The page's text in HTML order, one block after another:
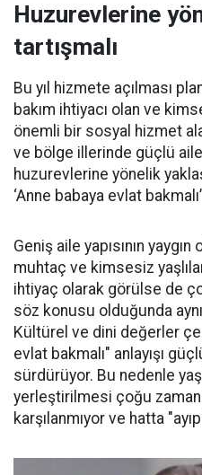
Huzurevlerine
tartışmalı
Bu yıl hizmete açılması
bakım ihtiyacı olan ve
önemli bir sosyal hizmet
ve bölge illerinde güçlü aile
huzurevlerine yönelik
‘Anne babaya evlat bakmalı’
Geniş aile yapısının
muhtaç ve kimsesiz
ihtiyaç olarak görülse de
söz konusu olduğunda
Kültürel ve dini değerler
evlat bakmalı" anlayışı
sürdürüyor. Bu nedenle
yerleştirilmesi çoğu
karşılanmıyor ve hatta